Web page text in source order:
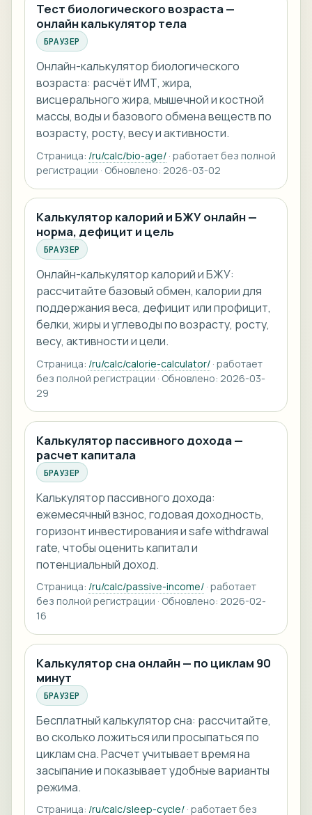
Тест биологического возраста —
онлайн калькулятор тела
БРАУЗЕР
Онлайн-калькулятор биологического
возраста: расчёт ИМТ, жира,
висцерального жира, мышечной и костной
массы, воды и базового обмена веществ по
возрасту, росту, весу и активности.
Страница: /ru/calc/bio-age/· работает без полной
регистрации · Обновлено: 2026-03-02
Калькулятор калорий и БЖУ онлайн —
норма, дефицит и цель
БРАУЗЕР
Онлайн-калькулятор калорий и БЖУ:
рассчитайте базовый обмен, калории для
поддержания веса, дефицит или профицит,
белки, жиры и углеводы по возрасту, росту,
весу, активности и цели.
Страница: /ru/calc/calorie-calculator/· работает
без полной регистрации · Обновлено: 2026-03-
29
Калькулятор пассивного дохода —
расчет капитала
БРАУЗЕР
Калькулятор пассивного дохода:
ежемесячный взнос, годовая доходность,
горизонт инвестирования и safe withdrawal
rate, чтобы оценить капитал и
потенциальный доход.
Страница: /ru/calc/passive-income/· работает
без полной регистрации · Обновлено: 2026-02-
16
Калькулятор сна онлайн — по циклам 90
минут
БРАУЗЕР
Бесплатный калькулятор сна: рассчитайте,
во сколько ложиться или просыпаться по
циклам сна. Расчет учитывает время на
засыпание и показывает удобные варианты
режима.
Страница: /ru/calc/sleep-cycle/· работает без